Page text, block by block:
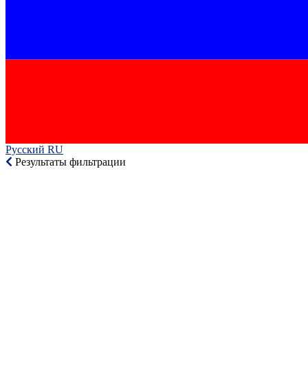
Русский RU‎
Результаты фильтрации